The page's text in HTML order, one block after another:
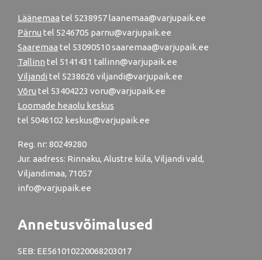
Läänemaa tel 5238957 laanemaa@varjupaik.ee
Pärnu tel 5246705 parnu@varjupaik.ee
Saaremaa tel 53090510 saaremaa@varjupaik.ee
Tallinn tel 5141431 tallinn@varjupaik.ee
Viljandi tel 5238626 viljandi@varjupaik.ee
Võru tel 53404223 voru@varjupaik.ee
Loomade heaolu keskus
tel 5046102 keskus@varjupaik.ee
Reg. nr: 80249280
Jur. aadress: Rinnaku, Alustre küla, Viljandi vald,
Viljandimaa, 71057
info@varjupaik.ee
Annetusvõimalused
SEB: EE561010220068203017